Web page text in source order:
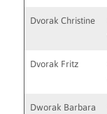
Dvorak Christine
Dvorak Fritz
Dworak Barbara